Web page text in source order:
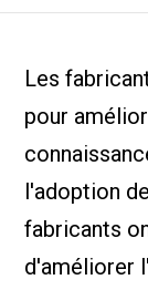
Les
pour
l'adoption
fabricants
d'améliorer